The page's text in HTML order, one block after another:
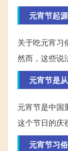
元宵节起
关于吃元宵习
然而，这些说
元宵节是
元宵节是中国
这个节日的庆
元宵节习